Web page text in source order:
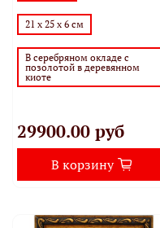
21 х 25 х 6 см
В серебряном окладе с
позолотой в деревянном
киоте
29900.00 руб
В корзину